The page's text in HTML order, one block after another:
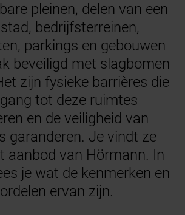
pleinen, delen van een
bedrijfsterreinen,
parkings en gebouwen
beveiligd met slagbomen
zijn fysieke barrières die
tot deze ruimtes
en de veiligheid van
garanderen. Je vindt ze
aanbod van Hörmann. In
je wat de kenmerken en
ervan zijn.